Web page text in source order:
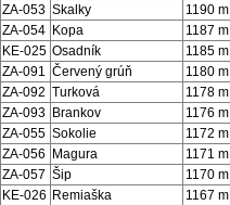
ZA-053 Skalky 1190 m
ZA-054 Kopa 1187 m
KE-025 Osadník 1185 m
ZA-091 Červený grúň 1180 m
ZA-092 Turková 1178 m
ZA-093 Brankov 1176 m
ZA-055 Sokolie 1172 m
ZA-056
Magura 1171 m
ZA-057 Šip 1170 m
KE-026 Remiaška 1167 m